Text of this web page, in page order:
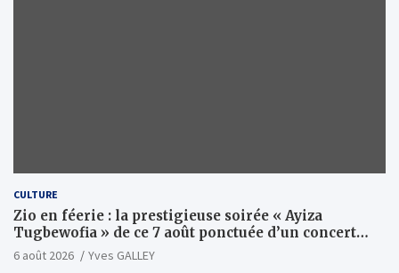
CULTURE
Zio en féerie : la prestigieuse soirée « Ayiza
Tugbewofia » de ce 7 août ponctuée d’un concert
XXL d’anthologie
6 août 2026 Yves GALLEY